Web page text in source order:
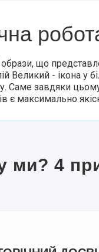
образи, що
Великий - ікона у
Саме завдяки
є максимально
ми? 4